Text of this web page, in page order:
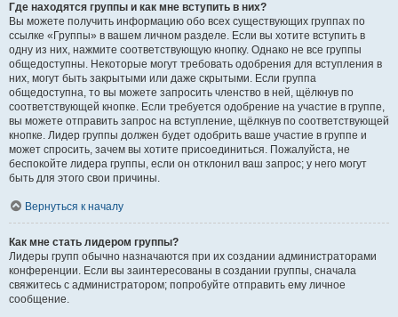
Где находятся группы и как мне вступить в них?
Вы можете получить информацию обо всех существующих группах по
ссылке «Группы» в вашем личном разделе. Если вы хотите вступить в
одну из них, нажмите соответствующую кнопку. Однако не все группы
общедоступны. Некоторые могут требовать одобрения для вступления в
них, могут быть закрытыми или даже скрытыми. Если группа
общедоступна, то вы можете запросить членство в ней, щёлкнув по
соответствующей кнопке. Если требуется одобрение на участие в группе,
вы можете отправить запрос на вступление, щёлкнув по соответствующей
кнопке. Лидер группы должен будет одобрить ваше участие в группе и
может спросить, зачем вы хотите присоединиться. Пожалуйста, не
беспокойте лидера группы, если он отклонил ваш запрос; у него могут
быть для этого свои причины.
Вернуться к началу
Как мне стать лидером группы?
Лидеры групп обычно назначаются при их создании администраторами
конференции. Если вы заинтересованы в создании группы, сначала
свяжитесь с администратором; попробуйте отправить ему личное
сообщение.